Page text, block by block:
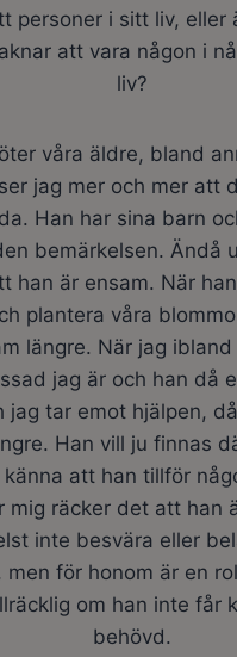
personer i sitt liv, eller
att vara någon i
liv?
våra äldre, bland
jag mer och mer att
Han har sina barn
bemärkelsen. Ändå
han är ensam. När
plantera våra
längre. När jag
jag är och han då
jag tar emot hjälpen,
Han vill ju finnas
att han tillför
mig räcker det att han
inte besvära eller
men för honom är en
om han inte får
behövd.